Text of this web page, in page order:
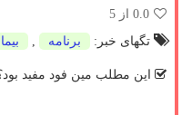
0.0 از 5
تگهای خبر:
برنامه
این مطلب مین فود مفید